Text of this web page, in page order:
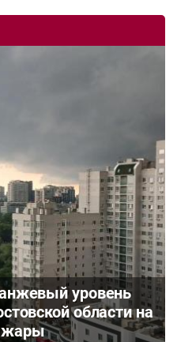
уровень
области на
жары